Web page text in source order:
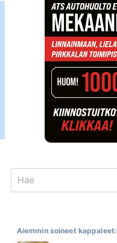
Search
Aiemmin soineet kappaleet: